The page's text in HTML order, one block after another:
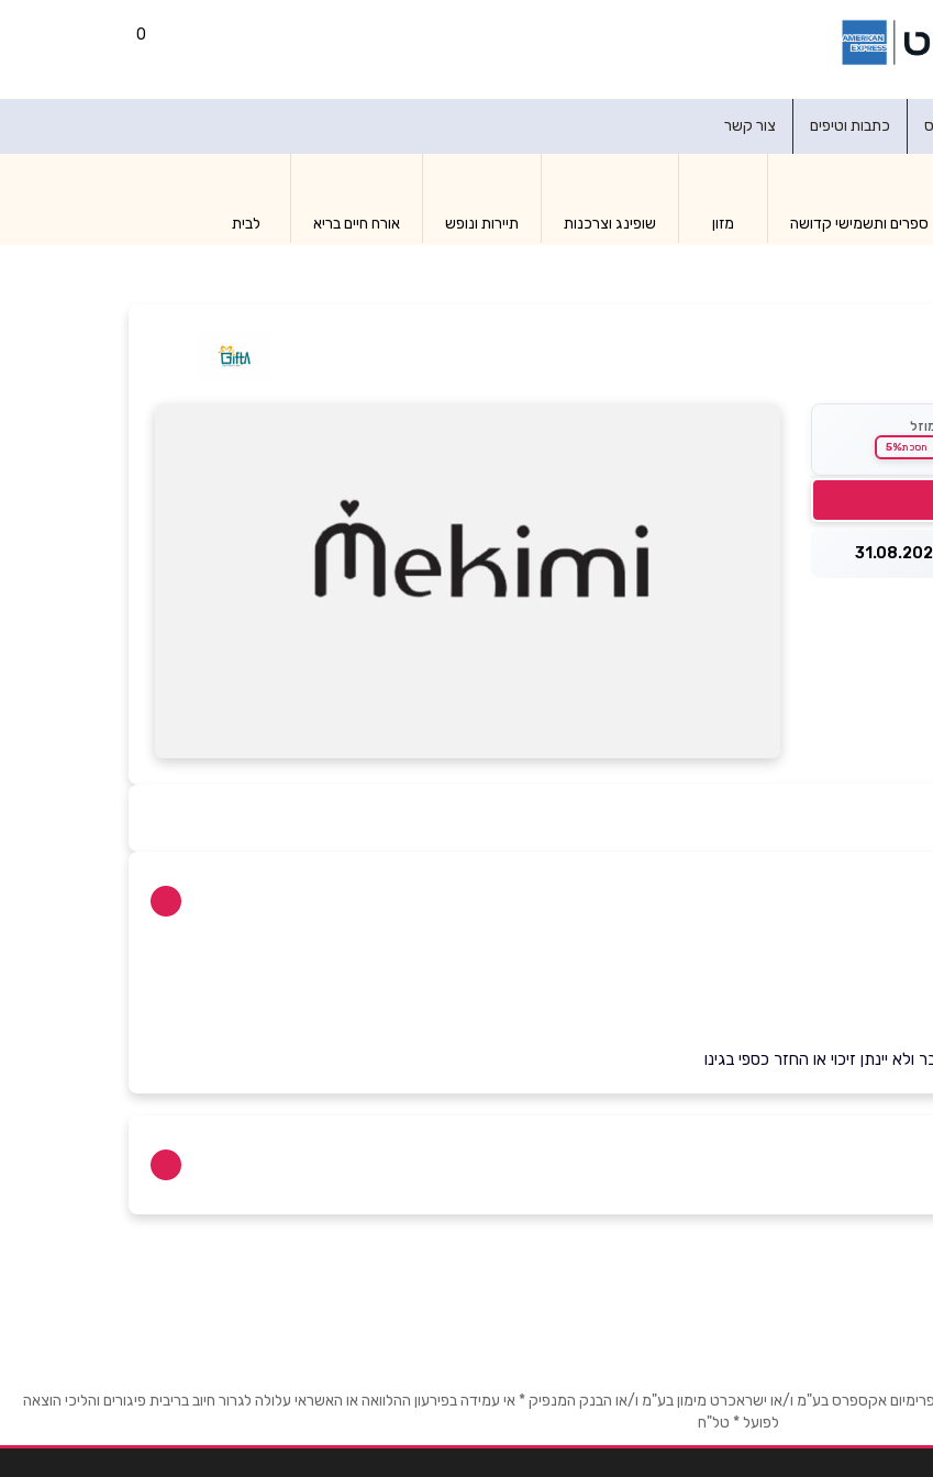
0
כתבות וטיפים צור קשר
ספרים ותשמישי קדושה מזון שופינג וצרכנות תיירות ונופש אורח חיים בריא לבית
חסכת5%
יינתן זיכוי או החזר כספי בגינו
אקספרס בע"מ ו/או ישראכרט מימון בע"מ ו/או הבנק המנפיק * אי עמידה בפירעון ההלוואה או האשראי עלולה לגרור חיוב בריבית פיגורים והליכי הוצאה
לפועל * טל"ח